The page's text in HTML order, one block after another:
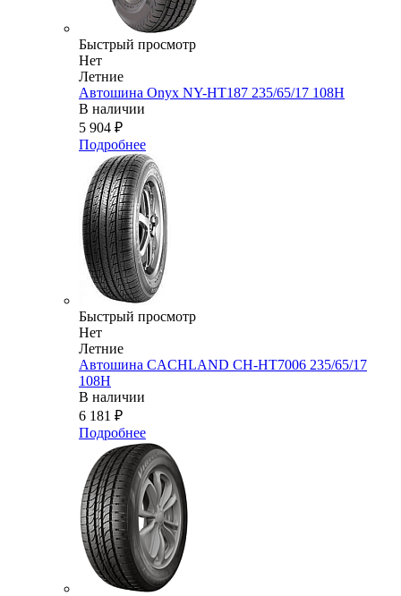
Быстрый просмотр
Нет
Летние
Автошина Onyx NY-HT187 235/65/17 108H
В наличии
5 904 ₽
Подробнее
Быстрый просмотр
Нет
Летние
Автошина CACHLAND CH-HT7006 235/65/17
108H
В наличии
6 181 ₽
Подробнее